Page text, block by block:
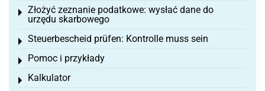
Złożyć zeznanie podatkowe: wysłać dane do
urzędu skarbowego
Toggle menu
Steuerbescheid prüfen: Kontrolle muss sein
Toggle menu
Pomoc i przykłady
Toggle menu
Kalkulator
Toggle menu